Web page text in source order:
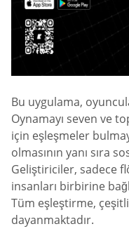
Bu uygulama,
Oynamayı seven ve
için eşleşmeler
olmasının yanı sıra
Geliştiriciler, sadece
insanları birbirine
Tüm eşleştirme,
dayanmaktadır.